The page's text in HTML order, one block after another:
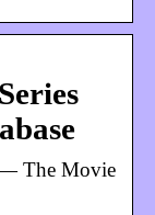
— The Movie